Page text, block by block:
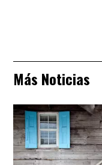
Más Noticias